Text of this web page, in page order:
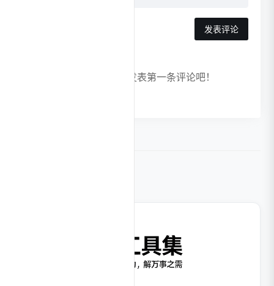
发表评论
暂无评论，快来发表第一条评论吧！